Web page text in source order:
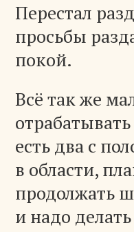
Перестал
просьбы
покой.
Всё так же
есть два с
в области,
продолжать
и надо